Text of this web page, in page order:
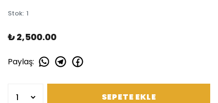
Stok: 1
₺ 2,500.00
Paylaş:
SEPETE EKLE